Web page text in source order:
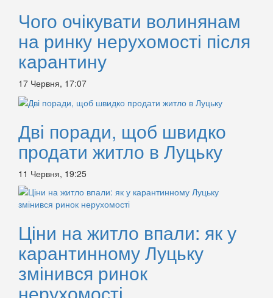
Чого очікувати волинянам
на ринку нерухомості після
карантину
17 Червня, 17:07
Дві поради, щоб швидко
продати житло в Луцьку
11 Червня, 19:25
Ціни на житло впали: як у
карантинному Луцьку
змінився ринок